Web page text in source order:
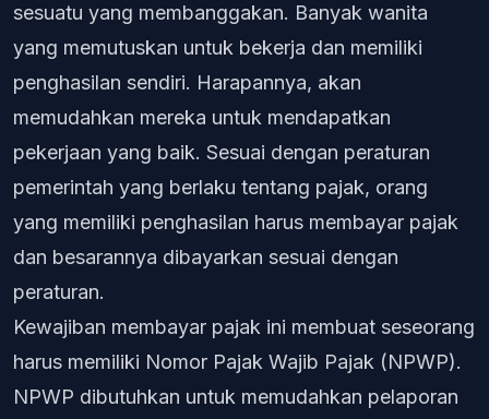
sesuatu yang membanggakan. Banyak wanita
yang memutuskan untuk bekerja dan memiliki
penghasilan sendiri. Harapannya, akan
memudahkan mereka untuk mendapatkan
pekerjaan yang baik. Sesuai dengan peraturan
pemerintah yang berlaku tentang pajak, orang
yang memiliki penghasilan harus membayar pajak
dan besarannya dibayarkan sesuai dengan
peraturan.
Kewajiban membayar pajak ini membuat seseorang
harus memiliki Nomor Pajak Wajib Pajak (NPWP).
NPWP dibutuhkan untuk memudahkan pelaporan